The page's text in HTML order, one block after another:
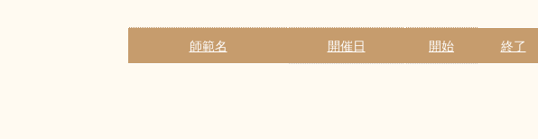
師範名 開催日 開始 終了